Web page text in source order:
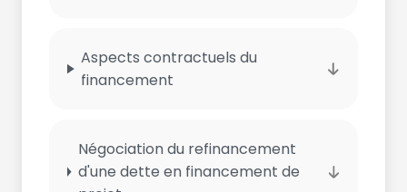
Aspects contractuels du
financement
Négociation du refinancement
d'une dette en financement de